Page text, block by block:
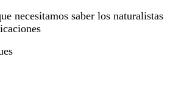
necesitamos saber los naturalistas